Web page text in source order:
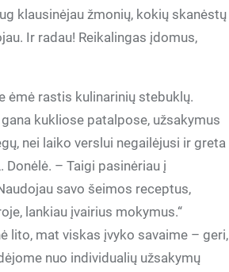
klausinėjau žmonių, kokių skanėstų
Ir radau! Reikalingas įdomus,
ėmė rastis kulinarinių stebuklų.
kukliose patalpose, užsakymus
nei laiko verslui negailėjusi ir greta
– Taigi pasinėriau į
savo šeimos receptus,
lankiau įvairius mokymus.“
lito, mat viskas įvyko savaime – geri,
nuo individualių užsakymų